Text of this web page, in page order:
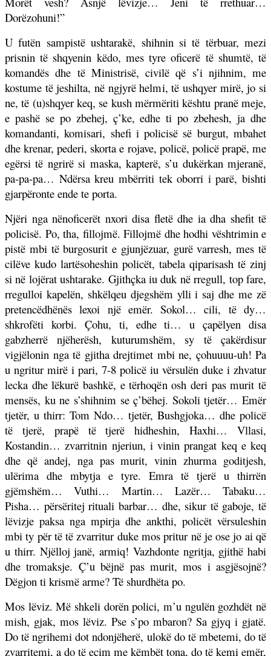
Dorëzohuni!”
U futën sampistë ushtarakë, shihnin si të tërbuar, mezi
prisnin të shqyenin këdo, mes tyre oficerë të shumtë, të
komandës dhe të Ministrisë, civilë që s’i njihnim, me
kostume të jeshilta, në ngjyrë helmi, të ushqyer mirë, jo si
ne, të (u)shqyer keq, se kush mërmëriti kështu pranë meje,
e pashë se po zbehej, ç’ke, edhe ti po zbehesh, ja dhe
komandanti, komisari, shefi i policisë së burgut, mbahet
dhe krenar, pederi, skorta e rojave, policë, policë prapë, me
egërsi të ngrirë si maska, kapterë, s’u dukërkan mjeranë,
pa-pa-pa… Ndërsa kreu mbërriti tek oborri i parë, bishti
gjarpëronte ende te porta.
Njëri nga nënoficerët nxori disa fletë dhe ia dha shefit të
policisë. Po, tha, fillojmë. Fillojmë dhe hodhi vështrimin e
pistë mbi të burgosurit e gjunjëzuar, gurë varresh, mes të
cilëve kudo lartësoheshin policët, tabela qiparisash të zinj
si në lojërat ushtarake. Gjithçka iu duk në rregull, top fare,
rregulloi kapelën, shkëlqeu djegshëm ylli i saj dhe me zë
pretencëdhënës lexoi një emër. Sokol… cili, të dy…
shkrofëti korbi. Çohu, ti, edhe ti… u çapëlyen disa
gabzherrë njëherësh, kuturumshëm, sy të çakërdisur
vigjëlonin nga të gjitha drejtimet mbi ne, çohuuuu-uh! Pa
u ngritur mirë i pari, 7-8 policë iu vërsulën duke i zhvatur
lecka dhe lëkurë bashkë, e tërhoqën osh deri pas murit të
mensës, ku ne s’shihnim se ç’bëhej. Sokoli tjetër… Emër
tjetër, u thirr: Tom Ndo… tjetër, Bushgjoka… dhe policë
të tjerë, prapë të tjerë hidheshin, Haxhi… Vllasi,
Kostandin… zvarritnin njeriun, i vinin prangat keq e keq
dhe që andej, nga pas murit, vinin zhurma goditjesh,
ulërima dhe mbytja e tyre. Emra të tjerë u thirrën
gjëmshëm… Vuthi… Martin… Lazër… Tabaku…
Pisha… përsëritej rituali barbar… dhe, sikur të gaboje, të
lëvizje paksa nga mpirja dhe ankthi, policët vërsuleshin
mbi ty për të të zvarritur duke mos pritur në je ose jo ai që
u thirr. Njëlloj janë, armiq! Vazhdonte ngritja, gjithë habi
dhe tromaksje. Ç’u bëjnë pas murit, mos i asgjësojnë?
Dëgjon ti krismë arme? Të shurdhëta po.
Mos lëviz. Më shkeli dorën polici, m’u ngulën gozhdët në
mish, gjak, mos lëviz. Pse s’po mbaron? Sa gjyq i gjatë.
Do të ngrihemi dot ndonjëherë, ulokë do të mbetemi, do të
zvarritemi, a do të ecim me këmbët tona, do të kemi emër,